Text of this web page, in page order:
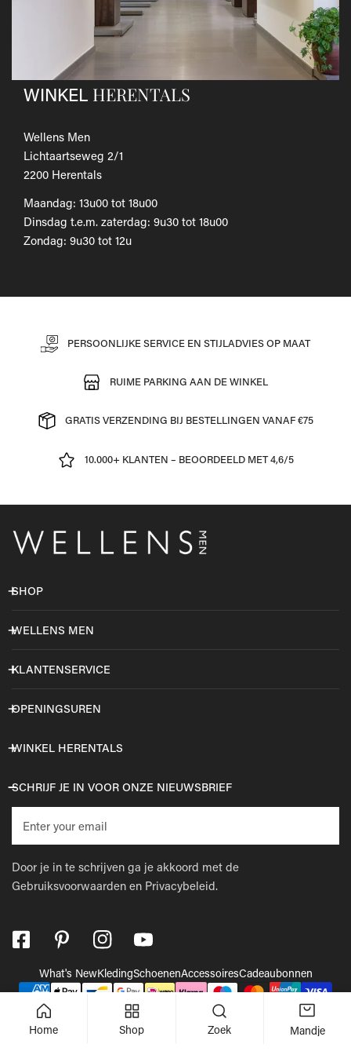
Als je het wilt omruilen voor een ander artikel, dien je een
nieuwe bestelling te plaatsen.
Voor onze uitgebreide beleid betreffende verzenden en
retourneren, raadpleeg onze Veelgestelde vragen
WINKEL HERENTALS
Wellens Men
Lichtaartseweg 2/1
2200 Herentals
Maandag: 13u00 tot 18u00
Dinsdag t.e.m. zaterdag: 9u30 tot 18u00
Zondag: 9u30 tot 12u
PERSOONLIJKE SERVICE EN STIJLADVIES OP MAAT
RUIME PARKING AAN DE WINKEL
GRATIS VERZENDING BIJ BESTELLINGEN VANAF €75
10.000+ KLANTEN – BEOORDEELD MET 4,6/5
SHOP
WELLENS MEN
KLANTENSERVICE
OPENINGSUREN
WINKEL HERENTALS
SCHRIJF JE IN VOOR ONZE NIEUWSBRIEF
mail
Door je in te schrijven ga je akkoord met de
Gebruiksvoorwaarden en Privacybeleid.
© 2026, Powered by Shopify
What's NewKledingSchoenenAccessoiresCadeaubonnen
Betaalmethodes
Home Shop Zoek Mandje